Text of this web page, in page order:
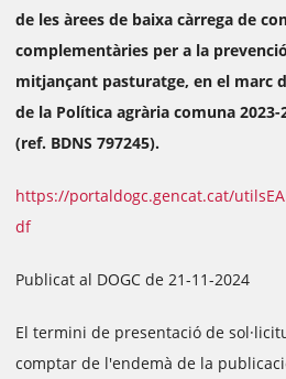
de les àrees de baixa càrrega de
complementàries per a la
mitjançant pasturatge, en el marc
de la Política agrària comuna
(ref. BDNS 797245).
https://portaldogc.gencat.cat/
df
Publicat al DOGC de 21-11-2024
El termini de presentació de
comptar de l'endemà de la